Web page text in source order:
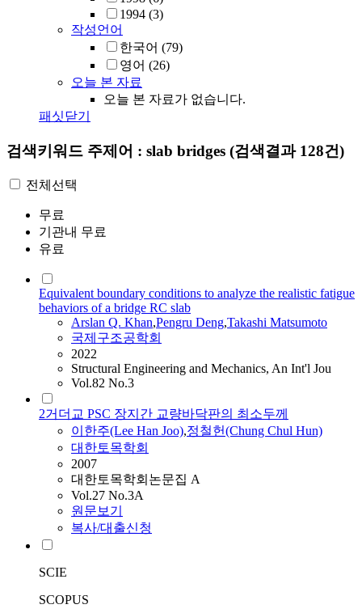
1994 (3)
작성언어
한국어 (79)
영어 (26)
오늘 본 자료
오늘 본 자료가 없습니다.
패싯닫기
검색키워드 주제어 : slab bridges (검색결과 128건)
전체선택
무료
기관내 무료
유료
Equivalent boundary conditions to analyze the realistic fatigue
behaviors of a bridge RC slab
Arslan Q. Khan,Pengru Deng,Takashi Matsumoto
국제구조공학회
2022
Structural Engineering and Mechanics, An Int'l Jou
Vol.82 No.3
2거더교 PSC 장지간 교량바닥판의 최소두께
이한주(Lee Han Joo),정철헌(Chung Chul Hun)
대한토목학회
2007
대한토목학회논문집 A
Vol.27 No.3A
원문보기
복사/대출신청
SCIE
SCOPUS